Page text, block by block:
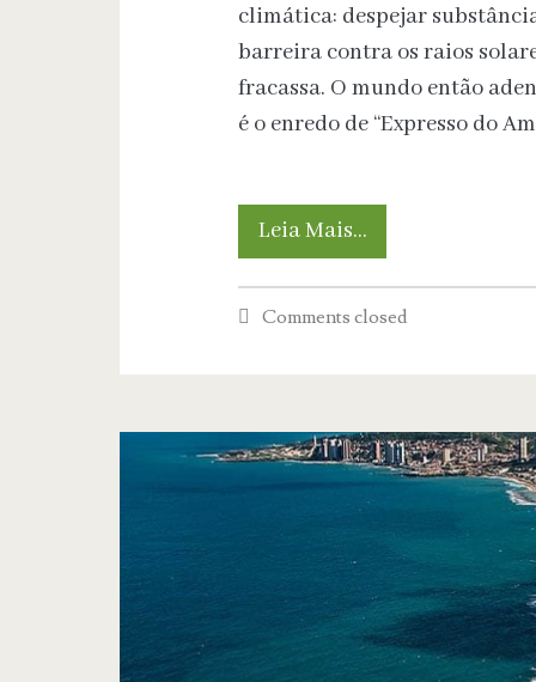
climática: despejar
barreira contra os raios
fracassa. O mundo então
é o enredo de “Expresso do
Leia Mais…Geoengenharia
solar:
Risco
Comments closed